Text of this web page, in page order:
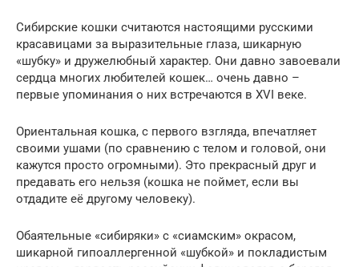
Сибирские кошки считаются настоящими русскими
красавицами за выразительные глаза, шикарную
«шубку» и дружелюбный характер. Они давно завоевали
сердца многих любителей кошек… очень давно –
первые упоминания о них встречаются в XVI веке.
Ориентальная кошка, с первого взгляда, впечатляет
своими ушами (по сравнению с телом и головой, они
кажутся просто огромными). Это прекрасный друг и
предавать его нельзя (кошка не поймет, если вы
отдадите её другому человеку).
Обаятельные «сибиряки» с «сиамским» окрасом,
шикарной гипоаллергенной «шубкой» и покладистым